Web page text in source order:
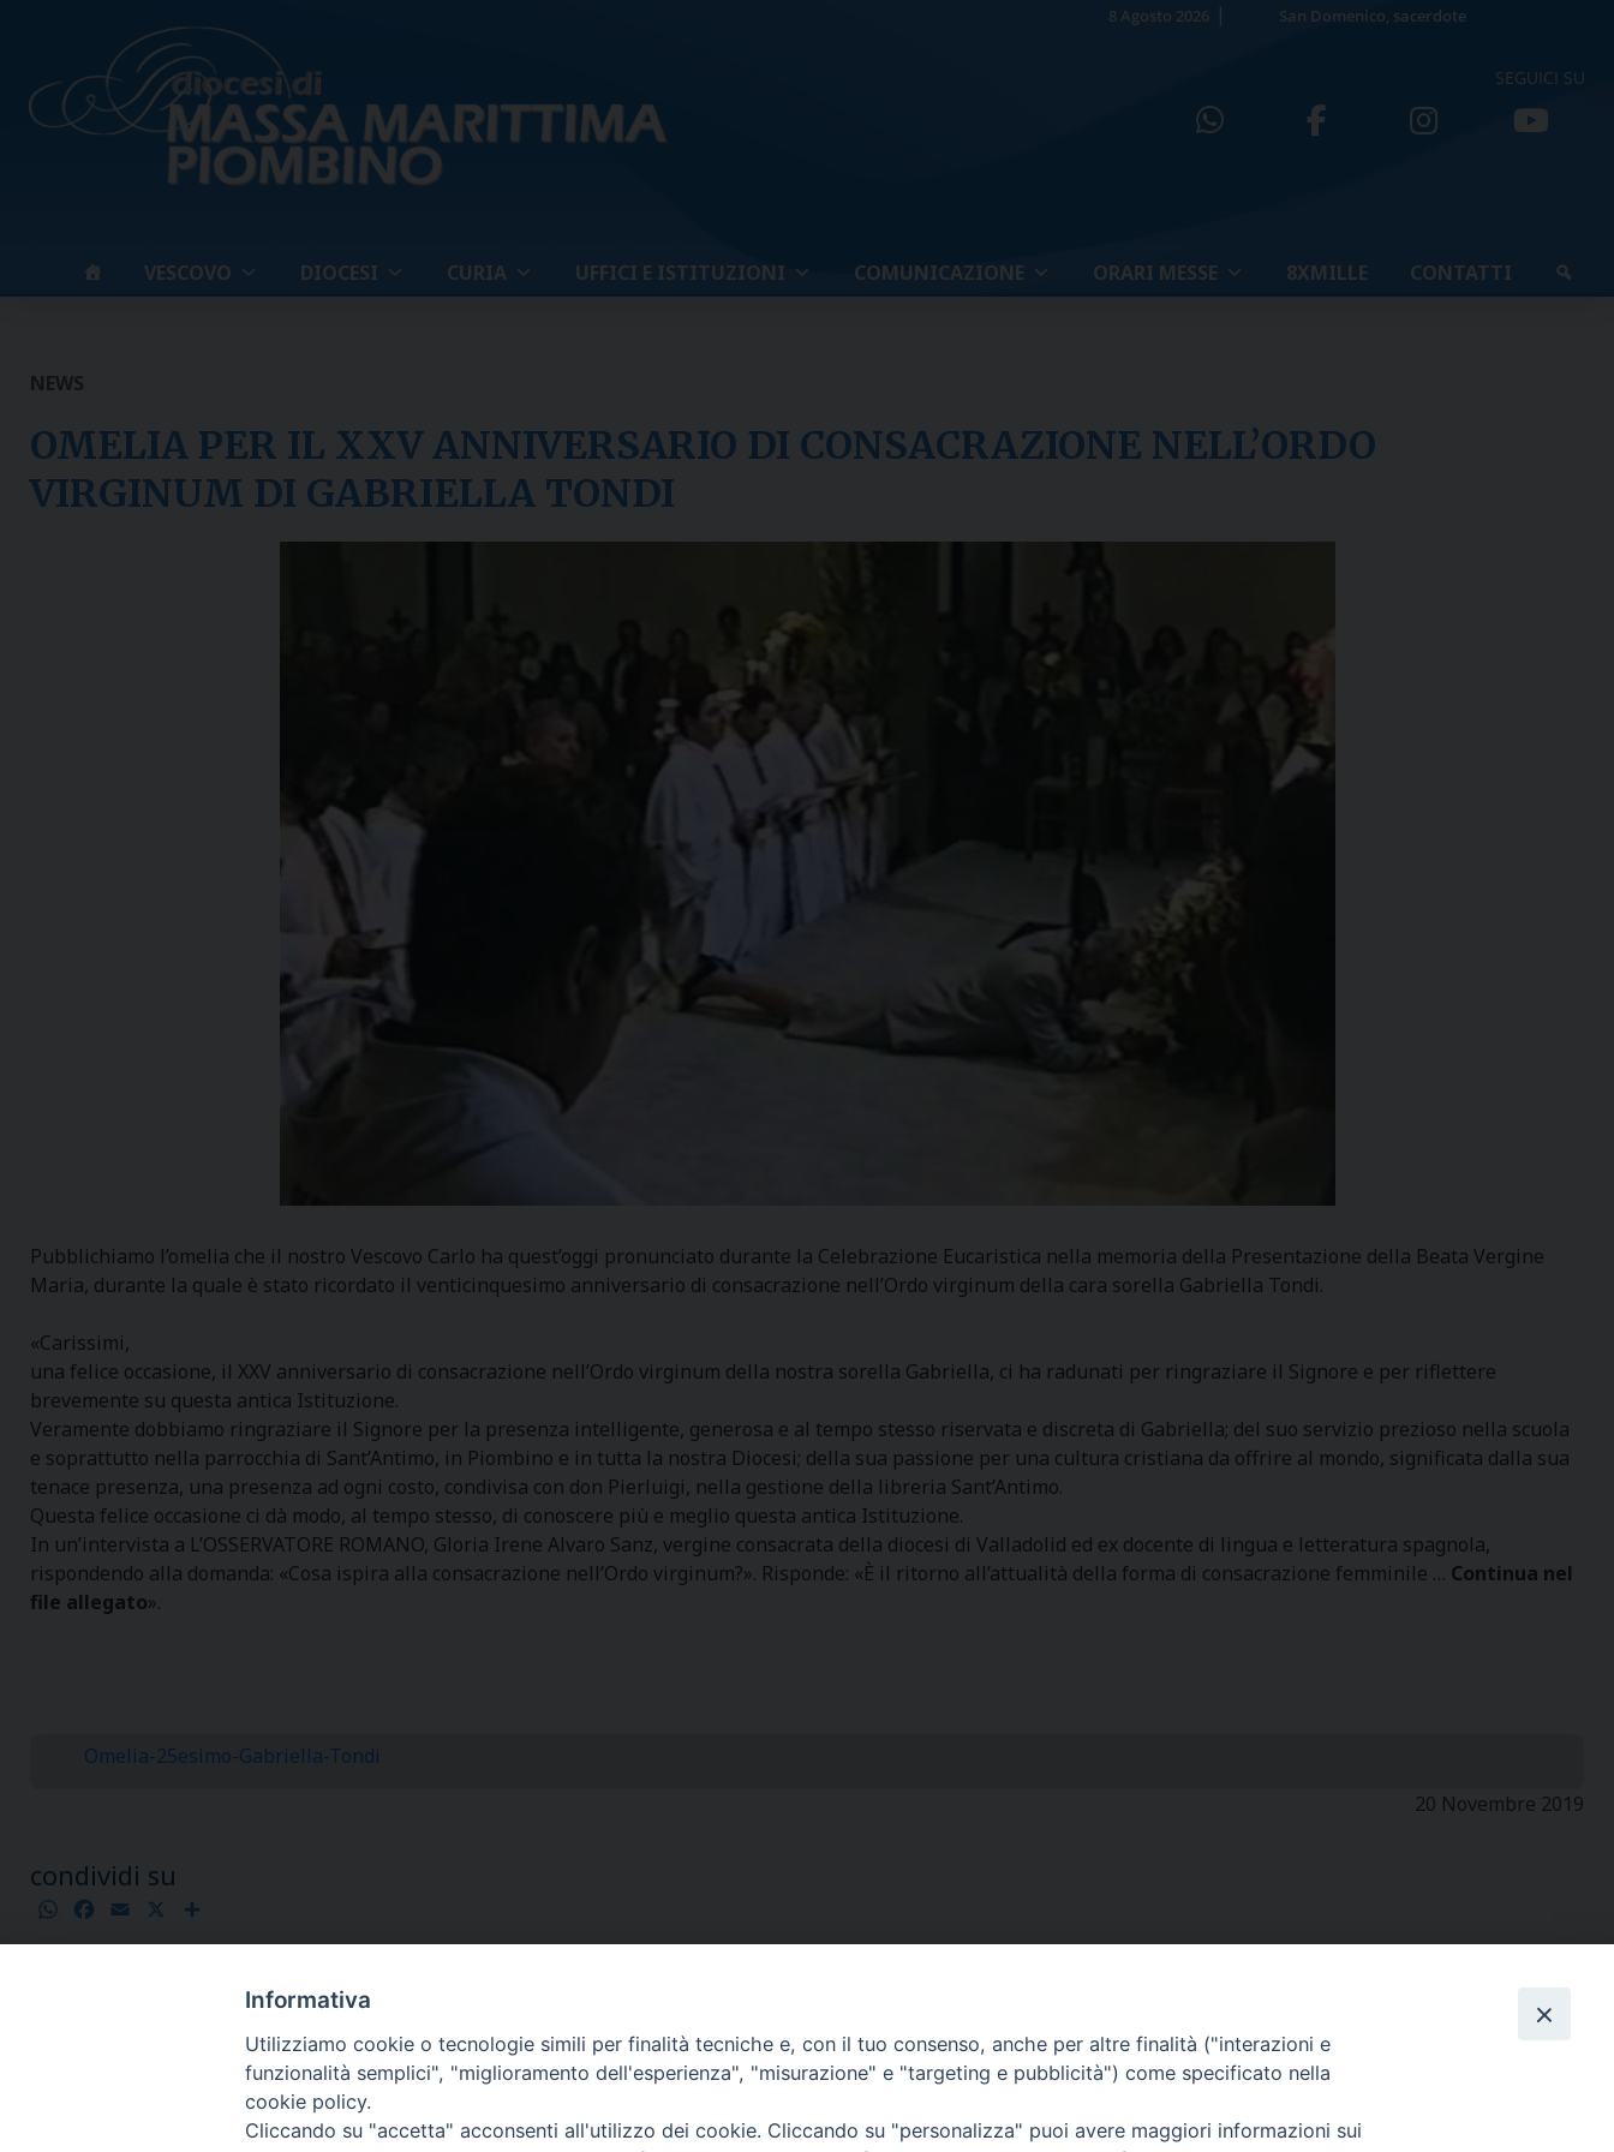
8 Agosto 2026 San Domenico, sacerdote
SEGUICI SU
VESCOVO DIOCESI CURIA UFFICI E ISTITUZIONI COMUNICAZIONE ORARI MESSE 8XMILLE CONTATTI
NEWS
OMELIA PER IL XXV ANNIVERSARIO DI CONSACRAZIONE NELL’ORDO
VIRGINUM DI GABRIELLA TONDI
Pubblichiamo l’omelia che il nostro Vescovo Carlo ha quest’oggi pronunciato durante la Celebrazione Eucaristica nella memoria della Presentazione della Beata Vergine
Maria, durante la quale è stato ricordato il venticinquesimo anniversario di consacrazione nell’Ordo virginum della cara sorella Gabriella Tondi.
«Carissimi,
una felice occasione, il XXV anniversario di consacrazione nell’Ordo virginum della nostra sorella Gabriella, ci ha radunati per ringraziare il Signore e per riflettere
brevemente su questa antica Istituzione.
Veramente dobbiamo ringraziare il Signore per la presenza intelligente, generosa e al tempo stesso riservata e discreta di Gabriella; del suo servizio prezioso nella scuola
e soprattutto nella parrocchia di Sant’Antimo, in Piombino e in tutta la nostra Diocesi; della sua passione per una cultura cristiana da offrire al mondo, significata dalla sua
tenace presenza, una presenza ad ogni costo, condivisa con don Pierluigi, nella gestione della libreria Sant’Antimo.
Questa felice occasione ci dà modo, al tempo stesso, di conoscere più e meglio questa antica Istituzione.
In un’intervista a L’OSSERVATORE ROMANO, Gloria Irene Alvaro Sanz, vergine consacrata della diocesi di Valladolid ed ex docente di lingua e letteratura spagnola,
rispondendo alla domanda: «Cosa ispira alla consacrazione nell’Ordo virginum?». Risponde: «È il ritorno all’attualità della forma di consacrazione femminile … Continua nel
file allegato».
Omelia-25esimo-Gabriella-Tondi
20 Novembre 2019
condividi su
WhatsApp
Facebook
Email
Curia Massa Marittima:
P.zza Garibaldi 1 Tel: 0566 902039
Curia Piombino:
SEGUICI SU
Informativa
Utilizziamo cookie o tecnologie simili per finalità tecniche e, con il tuo consenso, anche per altre finalità ("interazioni e
funzionalità semplici", "miglioramento dell'esperienza", "misurazione" e "targeting e pubblicità") come specificato nella
cookie policy.
Cliccando su "accetta" acconsenti all'utilizzo dei cookie. Cliccando su "personalizza" puoi avere maggiori informazioni sui